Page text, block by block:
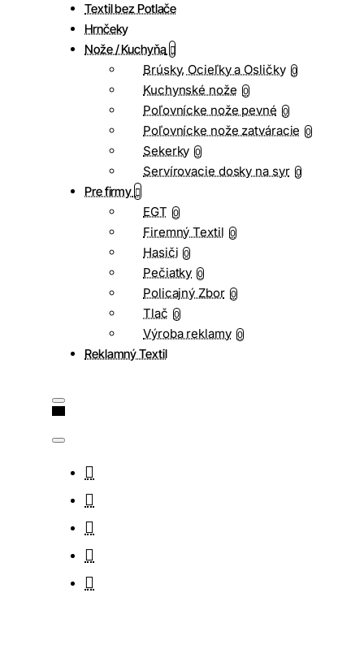
Textil bez Potlače
Hrnčeky
Nože / Kuchyňa
Brúsky, Ocieľky a Osličky 0
Kuchynské nože 0
Poľovnícke nože pevné 0
Poľovnícke nože zatváracie 0
Sekerky 0
Servírovacie dosky na syr 0
Pre firmy
EGT 0
Firemný Textil 0
Hasiči 0
Pečiatky 0
Policajný Zbor 0
Tlač 0
Výroba reklamy 0
Reklamný Textil